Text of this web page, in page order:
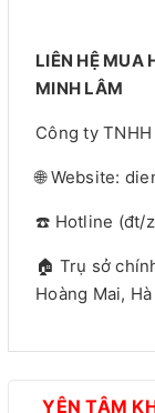
LIÊN HỆ MUA
MINH LÂM
Công ty
🌐 Website:
☎️ Hotline (đt/
🏠 Trụ sở
Hoàng Mai,
YÊN TÂM